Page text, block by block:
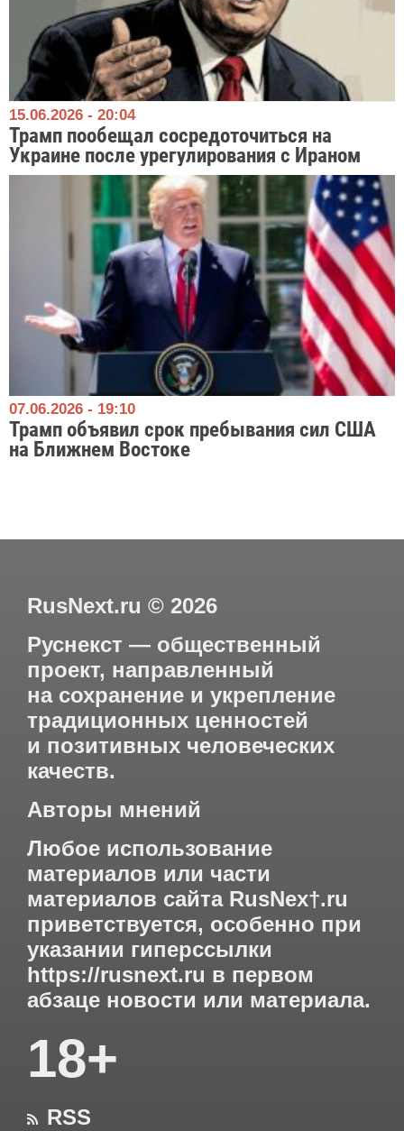
15.06.2026 - 20:04
Трамп пообещал сосредоточиться на
Украине после урегулирования с Ираном
07.06.2026 - 19:10
Трамп объявил срок пребывания сил США
на Ближнем Востоке
RusNext.ru © 2026
Руснекст — общественный
проект, направленный
на сохранение и укрепление
традиционных ценностей
и позитивных человеческих
качеств.
Авторы мнений
Любое использование
материалов или части
материалов сайта RusNex†.ru
приветствуется, особенно при
указании гиперссылки
https://rusnext.ru в первом
абзаце новости или материала.
18+
 RSS